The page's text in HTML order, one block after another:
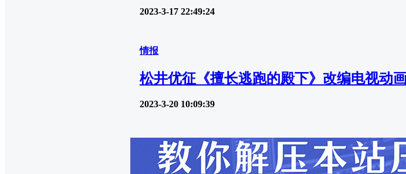
2023-3-17 22:49:24
情报
松井优征《擅长逃跑的殿下》改编电视动
2023-3-20 10:09:39